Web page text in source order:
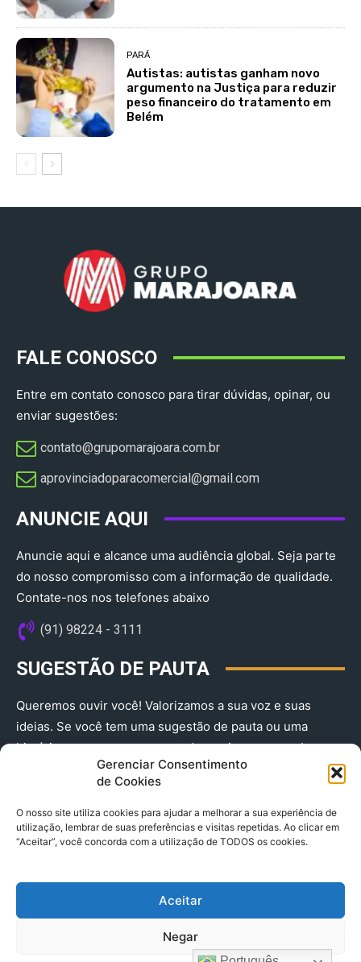
Gerenciar Consentimento
de Cookies
O nosso site utiliza cookies para ajudar a melhorar a sua experiência de
utilização, lembrar de suas preferências e visitas repetidas. Ao clicar em
“Aceitar”, você concorda com a utilização de TODOS os cookies.
Aceitar
Negar
PARÁ
Autistas: autistas ganham novo
argumento na Justiça para reduzir
peso financeiro do tratamento em
Belém
FALE CONOSCO
Entre em contato conosco para tirar dúvidas, opinar, ou
enviar sugestões:
contato@grupomarajoara.com.br
aprovinciadoparacomercial@gmail.com​
ANUNCIE AQUI
Anuncie aqui e alcance uma audiência global. Seja parte
do nosso compromisso com a informação de qualidade.
Contate-nos nos telefones abaixo
(91) 98224 - 3111
SUGESTÃO DE PAUTA
Queremos ouvir você! Valorizamos a sua voz e suas
ideias. Se você tem uma sugestão de pauta ou uma
história que merece ser contada, envie-nos agora!
(91) 98224 - 3111
© 2025 A Província do Pará CNPJ: 04.901.141/0001-36 End .
Trav. Quintino Bocaiuva 2301, Ed. Rogério Fernandez – Sala
2701- Cremação – CEP 66045.315